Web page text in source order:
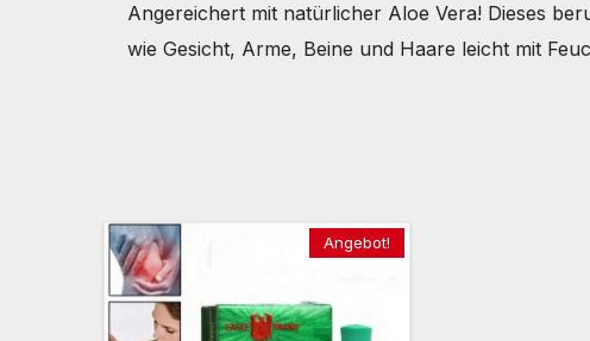
Angereichert mit natürlicher Aloe Vera! Dieses
wie Gesicht, Arme, Beine und Haare leicht mit
Angebot!